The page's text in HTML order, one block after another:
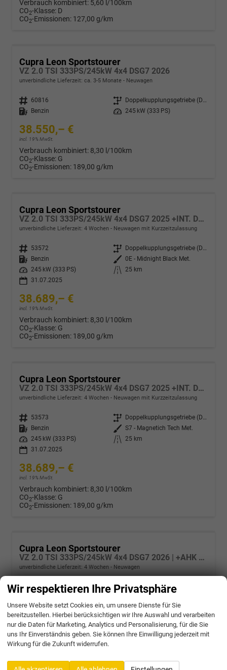
Verbrauch kombiniert: 5,60 l/100km
CO2-Klasse: D
CO2-Emissionen: 127,00 g/km
Cupra Leon Sportstourer
VZ 2.0 TSI 333PS/245kW 4x4 DSG7 2026
unverbindliche Lieferzeit: ca. 3-5 Monate Neuwagen
Fahrzeugnr. 60816 Getriebe
Doppelkupplungsgetriebe (DSG)
Kraftstoff
Benzin Leistung 245 kW (333 PS)
38.550,– €
incl. 19% MwSt.
Verbrauch kombiniert: 8,30 l/100km
CO2-Klasse: G
CO2-Emissionen: 189,00 g/km
Cupra Leon Sportstourer
VZ 2.0 TSI 333PS/245kW 4x4 DSG7 2025 +INT. DRIVE+MATRIX+AHK+Erweiterte Garantie.
unverbindliche Lieferzeit: 4 Wochen Neuwagen mit Kurzzeitzulassung
Fahrzeugnr. 53572 Getriebe
Doppelkupplungsgetriebe (DSG)
Kraftstoff
Benzin Außenfarbe 0E - Midnight Black Met.
Leistung
245 kW (333 PS) Kilometerstand
25 km
31.07.2025
38.689,– €
incl. 19% MwSt.
Verbrauch kombiniert: 8,30 l/100km
CO2-Klasse: G
CO2-Emissionen: 189,00 g/km
Cupra Leon Sportstourer
VZ 2.0 TSI 333PS/245kW 4x4 DSG7 2025 +INT. DRIVE+MATRIX+AHK+Erweiterte Garantie.
unverbindliche Lieferzeit: 4 Wochen Neuwagen mit Kurzzeitzulassung
Fahrzeugnr. 53573 Getriebe
Doppelkupplungsgetriebe (DSG)
Kraftstoff
Benzin Außenfarbe S7 - Magnetich Tech Met.
Leistung
245 kW (333 PS) Kilometerstand
25 km
31.07.2025
38.689,– €
incl. 19% MwSt.
Verbrauch kombiniert: 8,30 l/100km
CO2-Klasse: G
CO2-Emissionen: 189,00 g/km
Cupra Leon Sportstourer
VZ 2.0 TSI 333PS/245kW 4x4 DSG7 2026 | +AHK +NAVI +Matrix +Immersive +5J Erw. Garantie
unverbindliche Lieferzeit: 4 Wochen Neuwagen
Fahrzeugnr. 70969 Getriebe
Leistung
245 kW (333 PS)
39.826,– €
incl. 19% MwSt.
Verbrauch kombiniert:8,30 l/100km
2 -Emissionen:
Wir respektieren Ihre Privatsphäre
Unsere Website setzt Cookies ein, um unsere Dienste für Sie
bereitzustellen. Hierbei berücksichtigen wir Ihre Auswahl und verarbeiten
nur die Daten für Marketing, Analytics und Personalisierung, für die Sie
uns Ihr Einverständnis geben. Sie können Ihre Einwilligung jederzeit mit
Wirkung für die Zukunft widerrufen.